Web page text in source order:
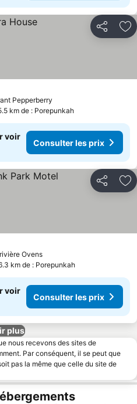
Partager
Pepperberry
km de : Porepunkah
voir
Consulter les prix
Partager
OvensConsulter les prix
les prix
km de : Porepunkah
voir
Consulter les prix
plus
nous recevons des sites de
Par conséquent, il se peut que
pas la même que celle du site de